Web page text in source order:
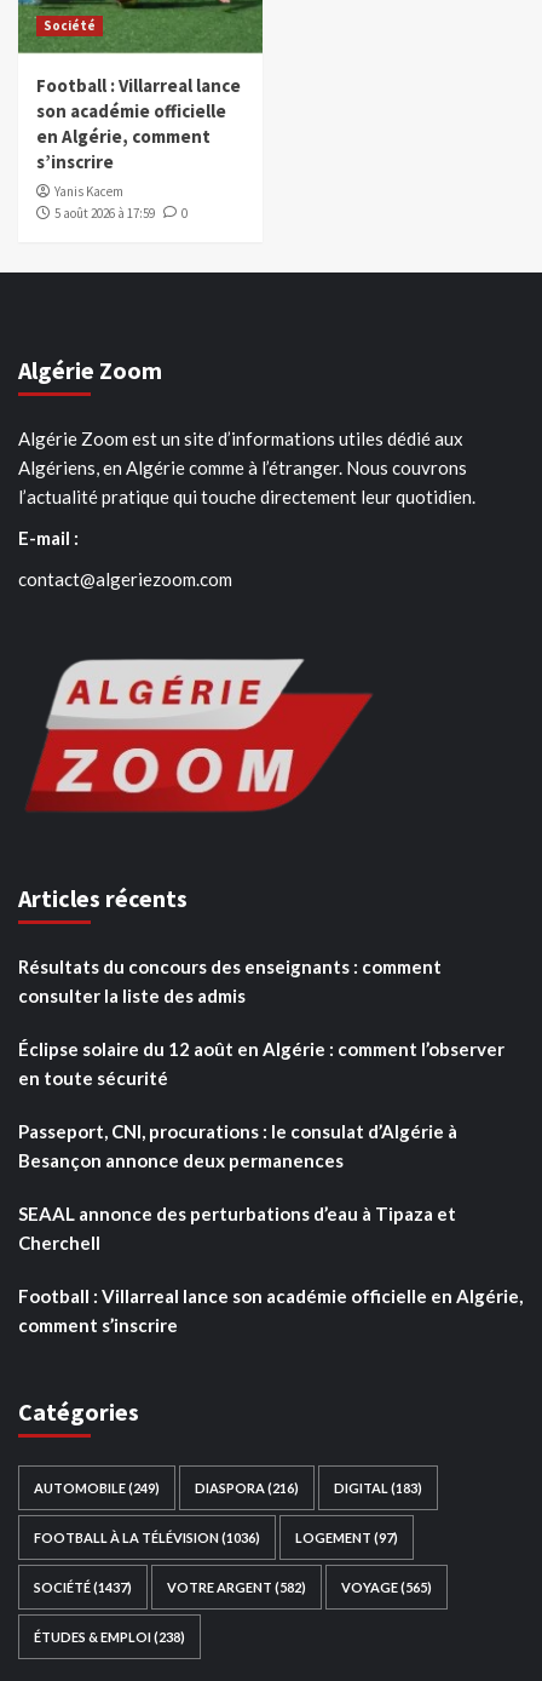
Société
Football : Villarreal lance
son académie officielle
en Algérie, comment
s’inscrire
Yanis Kacem
5 août 2026 à 17:59
0
Algérie Zoom
Algérie Zoom est un site d’informations utiles dédié aux
Algériens, en Algérie comme à l’étranger. Nous couvrons
l’actualité pratique qui touche directement leur quotidien.
E-mail :
contact@algeriezoom.com
Articles récents
Résultats du concours des enseignants : comment
consulter la liste des admis
Éclipse solaire du 12 août en Algérie : comment l’observer
en toute sécurité
Passeport, CNI, procurations : le consulat d’Algérie à
Besançon annonce deux permanences
SEAAL annonce des perturbations d’eau à Tipaza et
Cherchell
Football : Villarreal lance son académie officielle en Algérie,
comment s’inscrire
Catégories
AUTOMOBILE(249) DIASPORA (216) DIGITAL (183)
FOOTBALL À LA TÉLÉVISION(1036) LOGEMENT (97)
SOCIÉTÉ(1437) VOTRE ARGENT (582) VOYAGE(565)
ÉTUDES & EMPLOI(238)